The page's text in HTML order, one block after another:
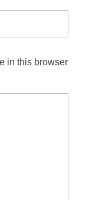
in this browser